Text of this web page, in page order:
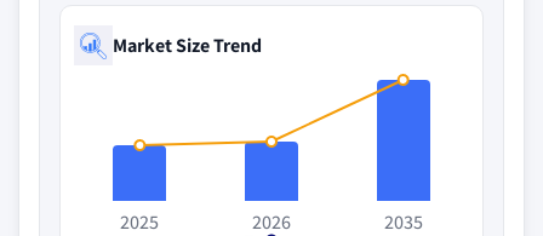
Market Size Trend
2025
2026
2035